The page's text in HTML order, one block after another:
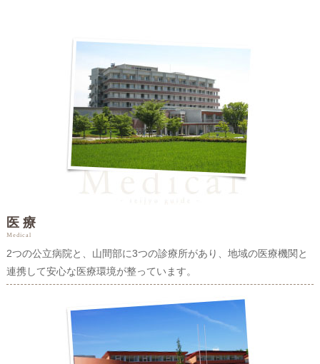
医 療
Medical
2つの公立病院と、山間部に3つの診療所があり、地域の医療機関と
連携して安心な医療環境が整っています。